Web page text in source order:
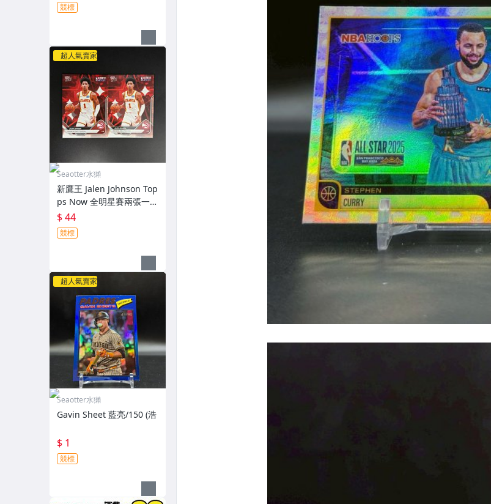
競標
超人氣賣家
Seaotter水獺
新鷹王 Jalen Johnson Top
ps Now 全明星賽兩張一起
標（2
$ 44
競標
超人氣賣家
Seaotter水獺
Gavin Sheet 藍亮/150 (浩
$ 1
競標